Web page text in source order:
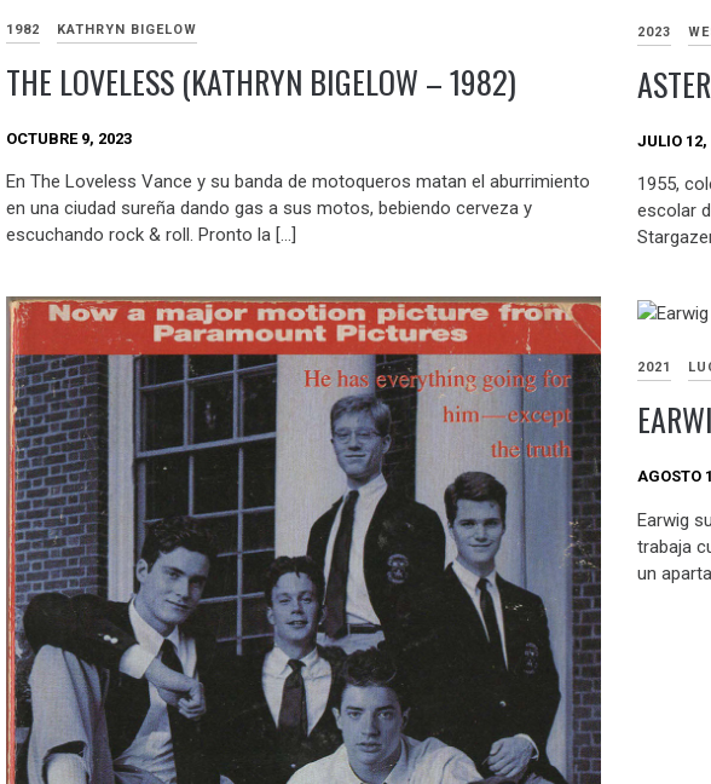
1982 KATHRYN BIGELOW
THE LOVELESS (KATHRYN BIGELOW – 1982)
OCTUBRE 9, 2023
En The Loveless Vance y su banda de motoqueros matan el aburrimiento
en una ciudad sureña dando gas a sus motos, bebiendo cerveza y
escuchando rock & roll. Pronto la […]
2023
JULIO 12,
1955,
escolar
2021
AGOSTO
Earwig
trabaja
un